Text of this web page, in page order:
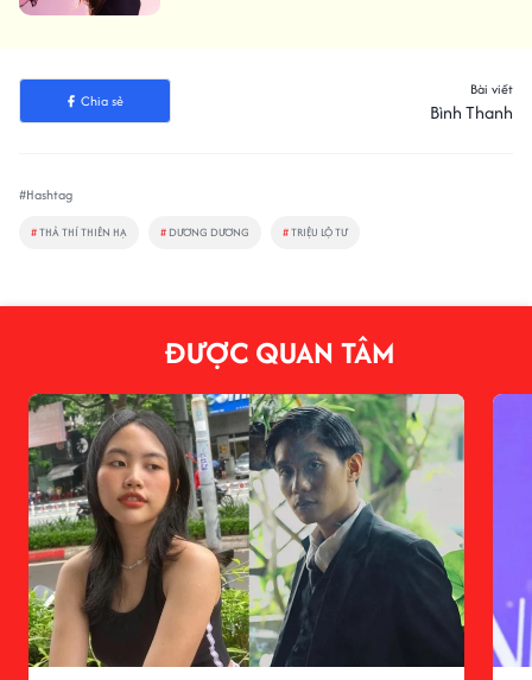
Chia sẻ
Bài viết
Bình Thanh
#Hashtag
#THẢ THÍ THIÊN HẠ # DƯƠNG DƯƠNG #TRIỆU LỘ TƯ
ĐƯỢC QUAN TÂM